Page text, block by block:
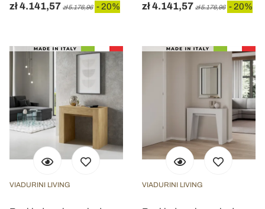
zł 4.141,57 zł 5.176,96 - 20% zł 4.141,57 zł 5.176,96 - 20%
VIADURINI LIVING VIADURINI LIVING